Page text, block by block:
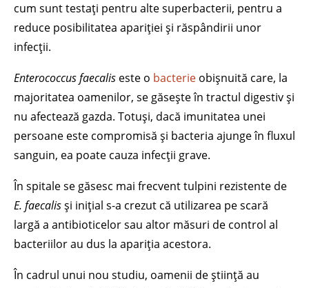
cum sunt testați pentru alte superbacterii, pentru a
reduce posibilitatea apariției și răspândirii unor
infecții.
Enterococcus faecalis este o bacterie obișnuită care, la
majoritatea oamenilor, se găsește în tractul digestiv și
nu afectează gazda. Totuși, dacă imunitatea unei
persoane este compromisă și bacteria ajunge în fluxul
sanguin, ea poate cauza infecții grave.
În spitale se găsesc mai frecvent tulpini rezistente de
E. faecalisși inițial s-a crezut că utilizarea pe scară
largă a antibioticelor sau altor măsuri de control al
bacteriilor au dus la apariția acestora.
În cadrul unui nou studiu, oamenii de știință au